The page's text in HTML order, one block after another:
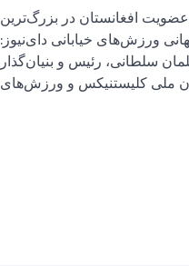
عضویت افغانستان در بزرگ‌ترین
ورزش‌های خیابانی دای‌نیوز:
سلطانی، رئیس و بنیان‌گذار